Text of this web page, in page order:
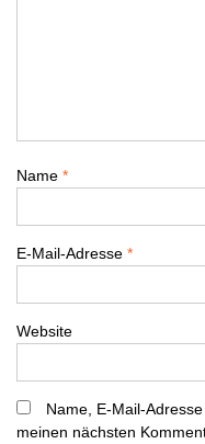
v
i
g
t
i
o
Name *
E-Mail-Adresse *
Website
Name, E-Mail-
meinen nächsten